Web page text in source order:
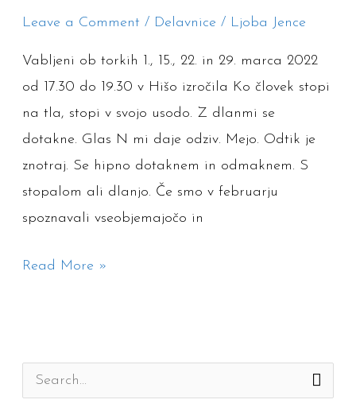
Leave a Comment / Delavnice / Ljoba Jence
Vabljeni ob torkih 1., 15., 22. in 29. marca 2022
od 17.30 do 19.30 v Hišo izročila Ko človek stopi
na tla, stopi v svojo usodo. Z dlanmi se
dotakne. Glas N mi daje odziv. Mejo. Odtik je
znotraj. Se hipno dotaknem in odmaknem. S
stopalom ali dlanjo. Če smo v februarju
spoznavali vseobjemajočo in
N
Read More »